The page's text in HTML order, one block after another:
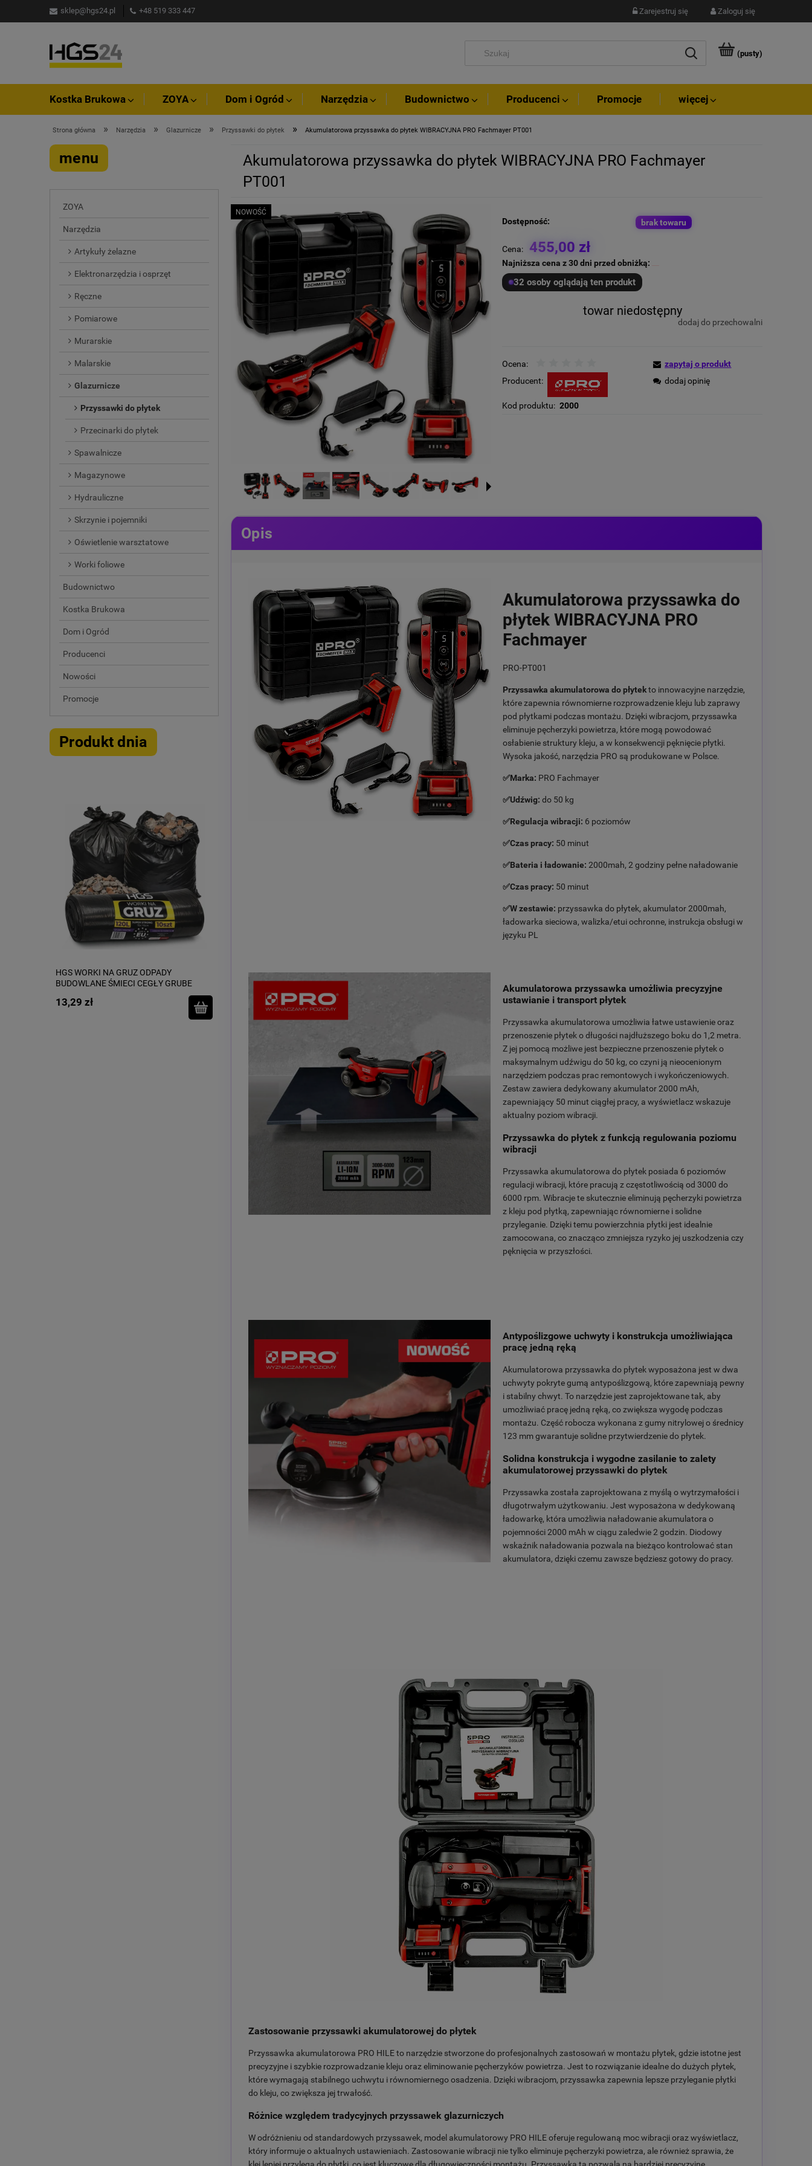
sklep@hgs24.pl +48 519 333 447 Zarejestruj się Zaloguj się
(pusty)
Kostka Brukowa ZOYA Dom i Ogród Narzędzia Budownictwo Producenci Promocje więcej
Strona główna » Narzędzia » Glazurnicze » Przyssawki do płytek » Akumulatorowa przyssawka do płytek WIBRACYJNA PRO Fachmayer PT001
menu
ZOYA
Narzędzia
Artykuły żelazne
Elektronarzędzia i osprzęt
Ręczne
Pomiarowe
Murarskie
Malarskie
Glazurnicze
Przyssawki do płytek
Przecinarki do płytek
Spawalnicze
Magazynowe
Hydrauliczne
Skrzynie i pojemniki
Oświetlenie warsztatowe
Worki foliowe
Budownictwo
Kostka Brukowa
Dom i Ogród
Producenci
Nowości
Promocje
Produkt dnia
HGS WORKI NA GRUZ ODPADY
BUDOWLANE ŚMIECI CEGŁY GRUBE
13,29 zł
Akumulatorowa przyssawka do płytek WIBRACYJNA PRO Fachmayer
PT001
NOWOŚĆ
Dostępność: brak towaru
Cena: 455,00 zł
Najniższa cena z 30 dni przed obniżką:
32 osoby oglądają ten produkt
towar niedostępny
dodaj do przechowalni
Ocena:
Producent:
Kod produktu: 2000
zapytaj o produkt
dodaj opinię
Opis
Akumulatorowa przyssawka do
płytek WIBRACYJNA PRO
Fachmayer
PRO-PT001
Przyssawka akumulatorowa do płytekto innowacyjne narzędzie,
które zapewnia równomierne rozprowadzenie kleju lub zaprawy
pod płytkami podczas montażu. Dzięki wibracjom, przyssawka
eliminuje pęcherzyki powietrza, które mogą powodować
osłabienie struktury kleju, a w konsekwencji pęknięcie płytki.
Wysoka jakość, narzędzia PRO są produkowane w Polsce.
✅Marka: PRO Fachmayer
✅Udźwig: do 50 kg
✅Regulacja wibracji: 6 poziomów
✅Czas pracy: 50 minut
✅Bateria i ładowanie: 2000mah, 2 godziny pełne naładowanie
✅Czas pracy: 50 minut
✅W zestawie: przyssawka do płytek, akumulator 2000mah,
ładowarka sieciowa, walizka/etui ochronne, instrukcja obsługi w
języku PL
Akumulatorowa przyssawka umożliwia precyzyjne
ustawianie i transport płytek
Przyssawka akumulatorowa umożliwia łatwe ustawienie oraz
przenoszenie płytek o długości najdłuższego boku do 1,2 metra.
Z jej pomocą możliwe jest bezpieczne przenoszenie płytek o
maksymalnym udźwigu do 50 kg, co czyni ją nieocenionym
narzędziem podczas prac remontowych i wykończeniowych.
Zestaw zawiera dedykowany akumulator 2000 mAh,
zapewniający 50 minut ciągłej pracy, a wyświetlacz wskazuje
aktualny poziom wibracji.
Przyssawka do płytek z funkcją regulowania poziomu
wibracji
Przyssawka akumulatorowa do płytek posiada 6 poziomów
regulacji wibracji, które pracują z częstotliwością od 3000 do
6000 rpm. Wibracje te skutecznie eliminują pęcherzyki powietrza
z kleju pod płytką, zapewniając równomierne i solidne
przyleganie. Dzięki temu powierzchnia płytki jest idealnie
zamocowana, co znacząco zmniejsza ryzyko jej uszkodzenia czy
pęknięcia w przyszłości.
Antypoślizgowe uchwyty i konstrukcja umożliwiająca
pracę jedną ręką
Akumulatorowa przyssawka do płytek wyposażona jest w dwa
uchwyty pokryte gumą antypoślizgową, które zapewniają pewny
i stabilny chwyt. To narzędzie jest zaprojektowane tak, aby
umożliwiać pracę jedną ręką, co zwiększa wygodę podczas
montażu. Część robocza wykonana z gumy nitrylowej o średnicy
123 mm gwarantuje solidne przytwierdzenie do płytek.
Solidna konstrukcja i wygodne zasilanie to zalety
akumulatorowej przyssawki do płytek
Przyssawka została zaprojektowana z myślą o wytrzymałości i
długotrwałym użytkowaniu. Jest wyposażona w dedykowaną
ładowarkę, która umożliwia naładowanie akumulatora o
pojemności 2000 mAh w ciągu zaledwie 2 godzin. Diodowy
wskaźnik naładowania pozwala na bieżąco kontrolować stan
akumulatora, dzięki czemu zawsze będziesz gotowy do pracy.
Zastosowanie przyssawki akumulatorowej do płytek
Przyssawka akumulatorowa PRO HILE to narzędzie stworzone do profesjonalnych zastosowań w montażu płytek, gdzie istotne jest
precyzyjne i szybkie rozprowadzanie kleju oraz eliminowanie pęcherzyków powietrza. Jest to rozwiązanie idealne do dużych płytek,
które wymagają stabilnego uchwytu i równomiernego osadzenia. Dzięki wibracjom, przyssawka zapewnia lepsze przyleganie płytki
do kleju, co zwiększa jej trwałość.
Różnice względem tradycyjnych przyssawek glazurniczych
W odróżnieniu od standardowych przyssawek, model akumulatorowy PRO HILE oferuje regulowaną moc wibracji oraz wyświetlacz,
który informuje o aktualnych ustawieniach. Zastosowanie wibracji nie tylko eliminuje pęcherzyki powietrza, ale również sprawia, że